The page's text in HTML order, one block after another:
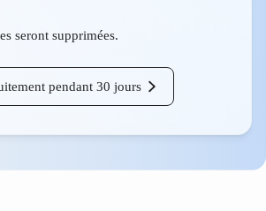
seront supprimées.
pendant 30 jours